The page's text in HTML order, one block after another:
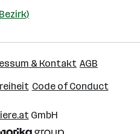
& Kontakt AGB
Code of Conduct
GmbH